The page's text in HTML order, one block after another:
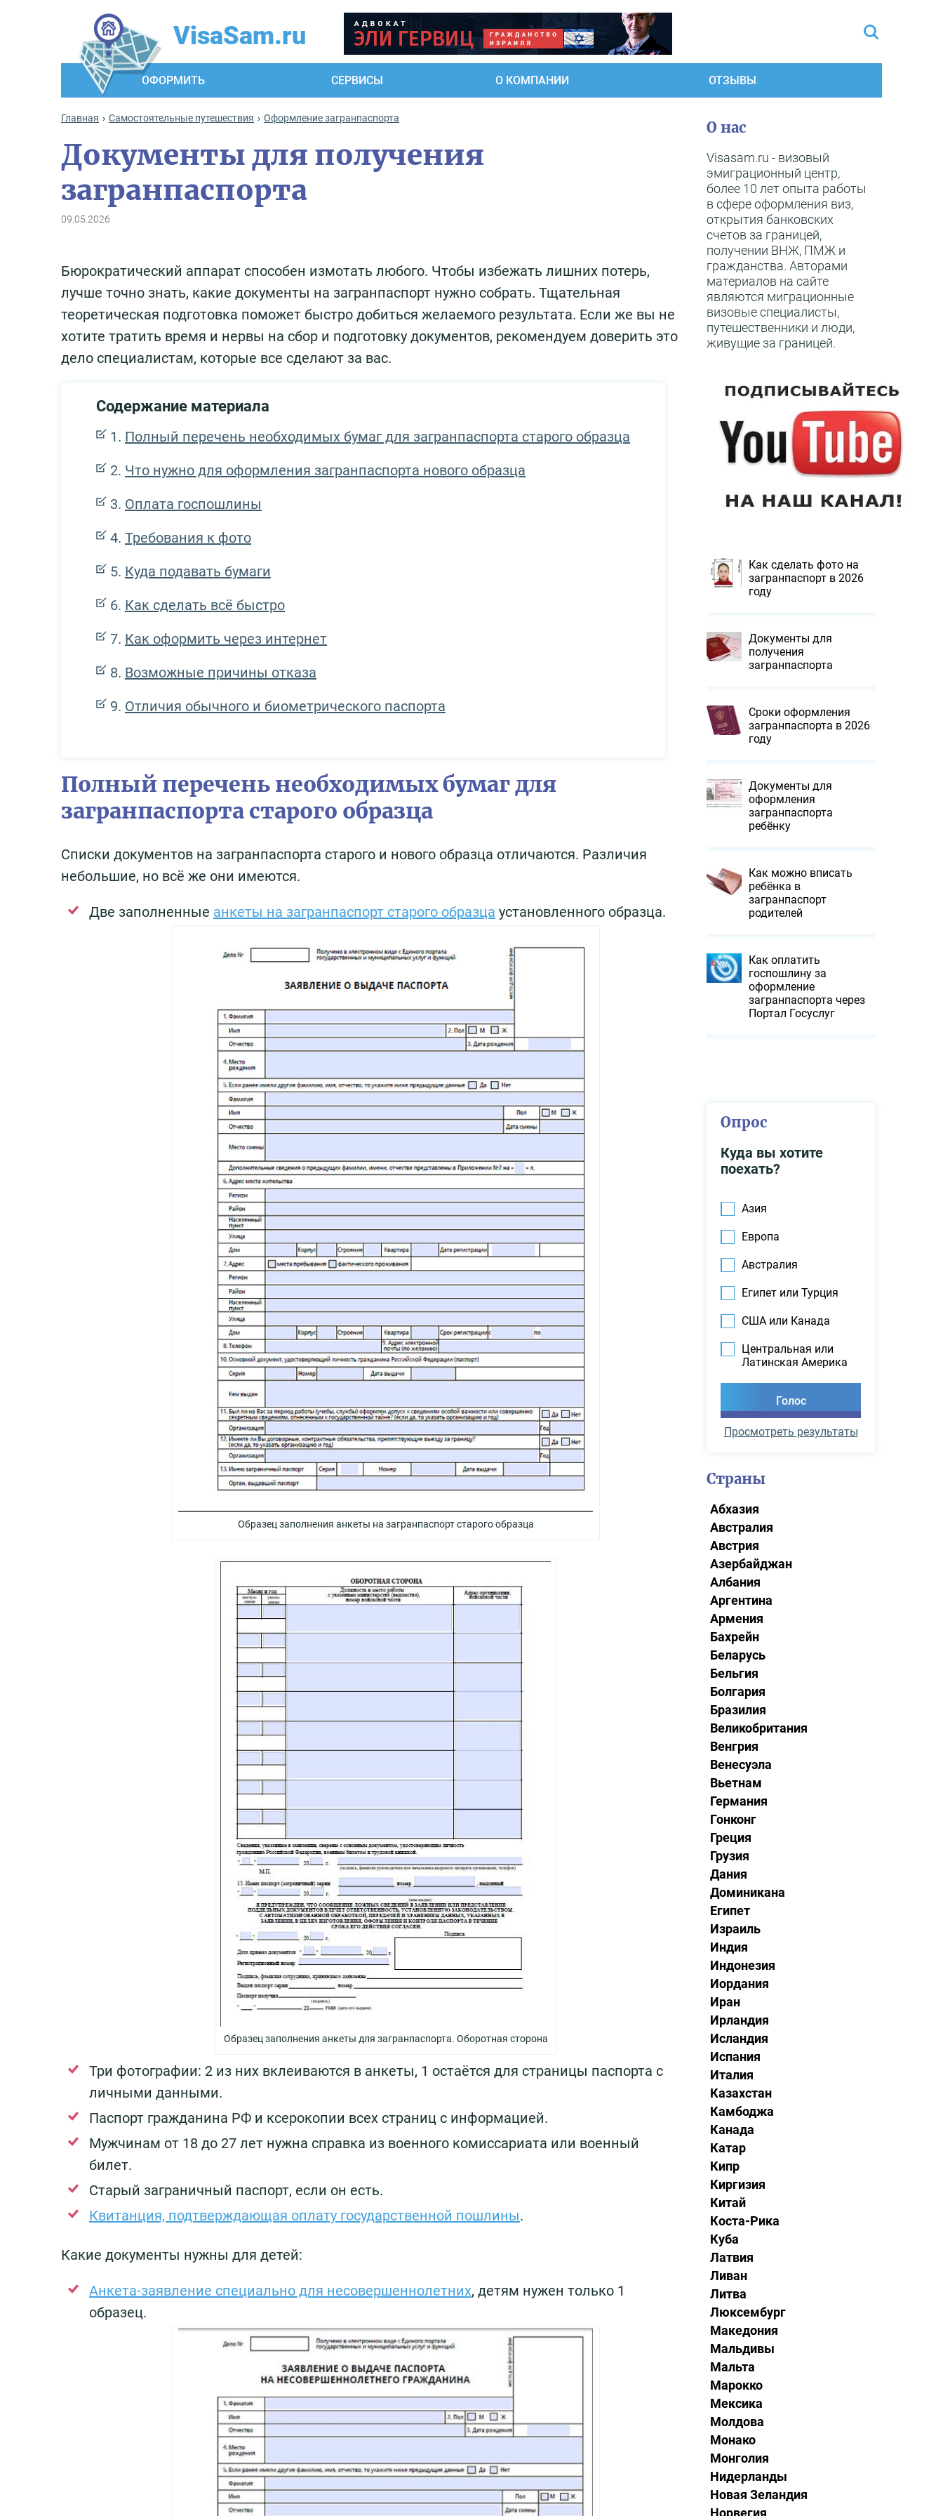
VisaSam.ru
ОФОРМИТЬ СЕРВИСЫ О КОМПАНИИ ОТЗЫВЫ
Главная Самостоятельные путешествия Оформление загранпаспорта
Документы для получения
загранпаспорта
09.05.2026
Бюрократический аппарат способен измотать любого. Чтобы избежать лишних потерь,
лучше точно знать, какие документы на загранпаспорт нужно собрать. Тщательная
теоретическая подготовка поможет быстро добиться желаемого результата. Если же вы не
хотите тратить время и нервы на сбор и подготовку документов, рекомендуем доверить это
дело специалистам, которые все сделают за вас.
Содержание материала
Полный перечень необходимых бумаг для загранпаспорта старого образца
Что нужно для оформления загранпаспорта нового образца
Оплата госпошлины
Требования к фото
Куда подавать бумаги
Как сделать всё быстро
Как оформить через интернет
Возможные причины отказа
Отличия обычного и биометрического паспорта
Полный перечень необходимых бумаг для
загранпаспорта старого образца
Списки документов на загранпаспорта старого и нового образца отличаются. Различия
небольшие, но всё же они имеются.
Две заполненные анкеты на загранпаспорт старого образца установленного образца.
Образец заполнения анкеты на загранпаспорт старого образца
Образец заполнения анкеты для загранпаспорта. Оборотная сторона
Три фотографии: 2 из них вклеиваются в анкеты, 1 остаётся для страницы паспорта с
личными данными.
Паспорт гражданина РФ и ксерокопии всех страниц с информацией.
Мужчинам от 18 до 27 лет нужна справка из военного комиссариата или военный
билет.
Старый заграничный паспорт, если он есть.
Квитанция, подтверждающая оплату государственной пошлины.
Какие документы нужны для детей:
Анкета-заявление специально для несовершеннолетних, детям нужен только 1
образец.
О нас
Visasam.ru - визовый
эмиграционный центр,
более 10 лет опыта работы
в сфере оформления виз,
открытия банковских
счетов за границей,
получении ВНЖ, ПМЖ и
гражданства. Авторами
материалов на сайте
являются миграционные
визовые специалисты,
путешественники и люди,
живущие за границей.
Как сделать фото на
загранпаспорт в 2026
году
Документы для
получения
загранпаспорта
Сроки оформления
загранпаспорта в 2026
году
Документы для
оформления
загранпаспорта
ребёнку
Как можно вписать
ребёнка в
загранпаспорт
родителей
Как оплатить
госпошлину за
оформление
загранпаспорта через
Портал Госуслуг
Опрос
Куда вы хотите
поехать?
Азия
Европа
Австралия
Египет или Турция
США или Канада
Центральная или
Латинская Америка
Просмотреть результаты
Страны
Абхазия
Австралия
Австрия
Азербайджан
Албания
Аргентина
Армения
Бахрейн
Беларусь
Бельгия
Болгария
Бразилия
Великобритания
Венгрия
Венесуэла
Вьетнам
Германия
Гонконг
Греция
Грузия
Дания
Доминикана
Египет
Израиль
Индия
Индонезия
Иордания
Иран
Ирландия
Исландия
Испания
Италия
Казахстан
Камбоджа
Канада
Катар
Кипр
Киргизия
Китай
Коста-Рика
Куба
Латвия
Ливан
Литва
Люксембург
Македония
Мальдивы
Мальта
Марокко
Мексика
Молдова
Монако
Монголия
Нидерланды
Новая Зеландия
Норвегия